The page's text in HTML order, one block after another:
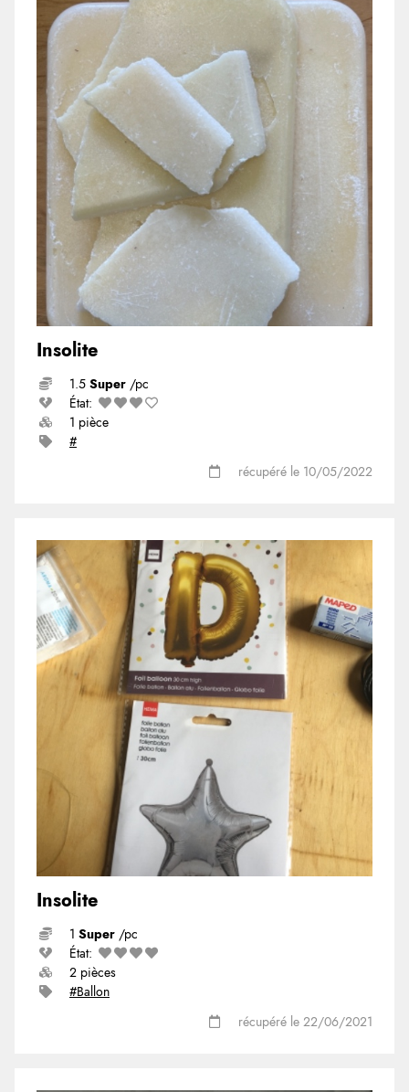
Insolite
1.5 Super /pc
État:
1 pièce
#
récupéré le 10/05/2022
Insolite
1 Super /pc
État:
2 pièces
#Ballon
récupéré le 22/06/2021